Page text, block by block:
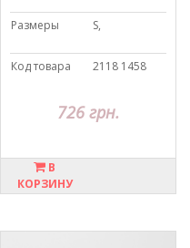
Размеры S,
Код товара 2118 1458
726 грн.
В
КОРЗИНУ